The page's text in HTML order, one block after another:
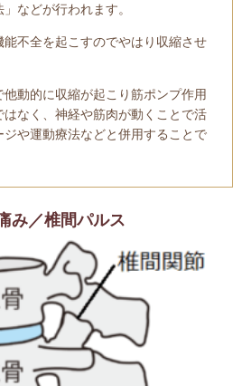
などが行われます。
能不全を起こすのでやはり収縮させ
他動的に収縮が起こり筋ポンプ作用
なく、神経や筋肉が動くことで活
や運動療法などと併用することで
み／椎間パルス